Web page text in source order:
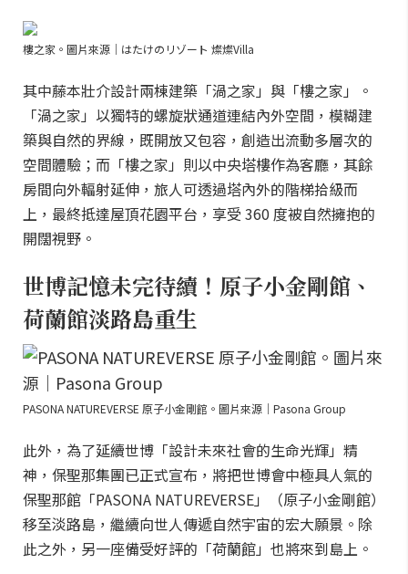
樓之家。圖片來源｜はたけのリゾート 燦燦Villa
其中藤本壯介設計兩棟建築「渦之家」與「樓之家」。
「渦之家」以獨特的螺旋狀通道連結內外空間，模糊建
築與自然的界線，既開放又包容，創造出流動多層次的
空間體驗；而「樓之家」則以中央塔樓作為客廳，其餘
房間向外輻射延伸，旅人可透過塔內外的階梯拾級而
上，最終抵達屋頂花園平台，享受 360 度被自然擁抱的
開闊視野。
世博記憶未完待續！原子小金剛館、
荷蘭館淡路島重生
PASONA NATUREVERSE 原子小金剛館。圖片來源｜Pasona Group
此外，為了延續世博「設計未來社會的生命光輝」精
神，保聖那集團已正式宣布，將把世博會中極具人氣的
保聖那館「PASONA NATUREVERSE」（原子小金剛館）
移至淡路島，繼續向世人傳遞自然宇宙的宏大願景。除
此之外，另一座備受好評的「荷蘭館」也將來到島上。